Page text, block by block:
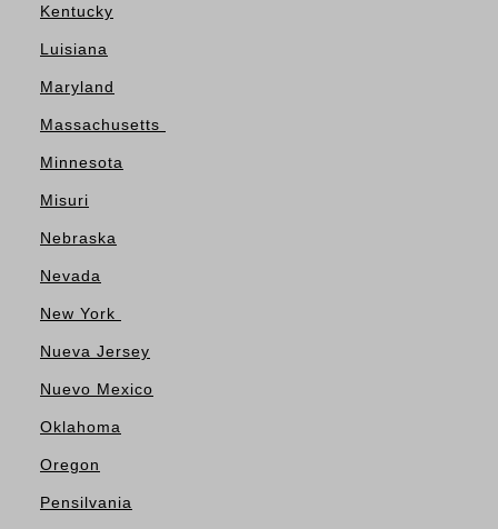
Kentucky
Luisiana
Maryland
Massachusetts
Minnesota
Misuri
Nebraska
Nevada
New York
Nueva Jersey
Nuevo Mexico
Oklahoma
Oregon
Pensilvania